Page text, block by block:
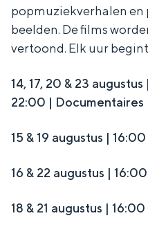
popmuziekverhalen en
beelden. De films
vertoond. Elk uur
14, 17, 20 & 23
22:00 | Documentaires
15 & 19 augustus |
16 & 22 augustus |
18 & 21 augustus |